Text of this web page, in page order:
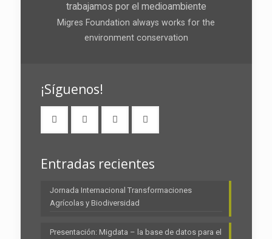
trabajamos por el medioambiente
Migres Foundation always works for the
environment conservation
¡Síguenos!
Entradas recientes
Jornada Internacional Transformaciones
Agrícolas y Biodiversidad
Presentación: Migdata – la base de datos para el